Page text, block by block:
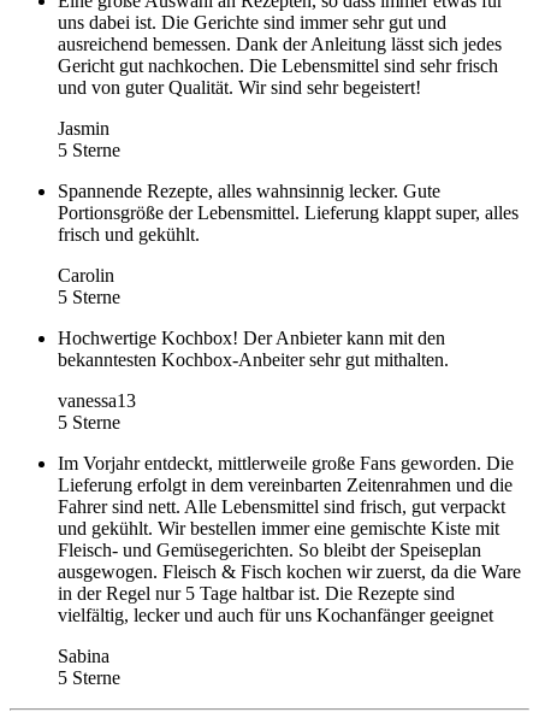
uns dabei ist. Die Gerichte sind immer sehr gut und
ausreichend bemessen. Dank der Anleitung lässt sich jedes
Gericht gut nachkochen. Die Lebensmittel sind sehr frisch
und von guter Qualität. Wir sind sehr begeistert!
Jasmin
5 Sterne
Spannende Rezepte, alles wahnsinnig lecker. Gute
Portionsgröße der Lebensmittel. Lieferung klappt super, alles
frisch und gekühlt.
Carolin
5 Sterne
Hochwertige Kochbox! Der Anbieter kann mit den
bekanntesten Kochbox-Anbeiter sehr gut mithalten.
vanessa13
5 Sterne
Im Vorjahr entdeckt, mittlerweile große Fans geworden. Die
Lieferung erfolgt in dem vereinbarten Zeitenrahmen und die
Fahrer sind nett. Alle Lebensmittel sind frisch, gut verpackt
und gekühlt. Wir bestellen immer eine gemischte Kiste mit
Fleisch- und Gemüsegerichten. So bleibt der Speiseplan
ausgewogen. Fleisch & Fisch kochen wir zuerst, da die Ware
in der Regel nur 5 Tage haltbar ist. Die Rezepte sind
vielfältig, lecker und auch für uns Kochanfänger geeignet
Sabina
5 Sterne